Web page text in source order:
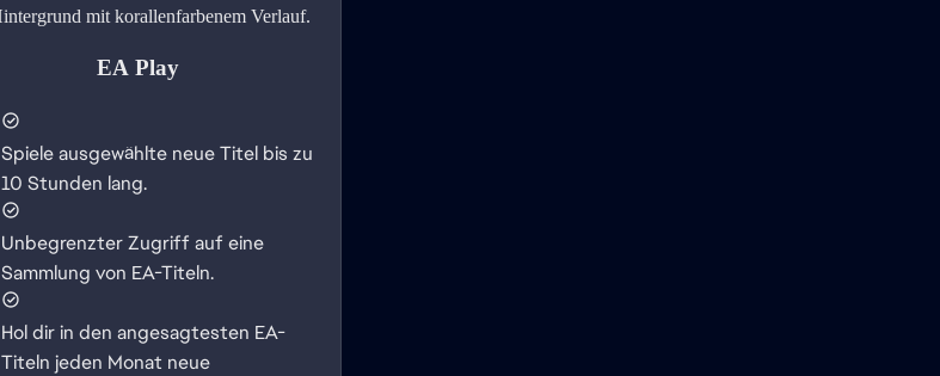
EA Play
Spiele ausgewählte neue Titel bis zu
10 Stunden lang.
Unbegrenzter Zugriff auf eine
Sammlung von EA-Titeln.
Hol dir in den angesagtesten EA-
Titeln jeden Monat neue